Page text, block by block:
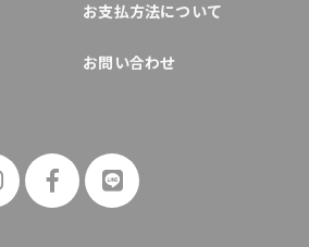
お支払方法について
お問い合わせ